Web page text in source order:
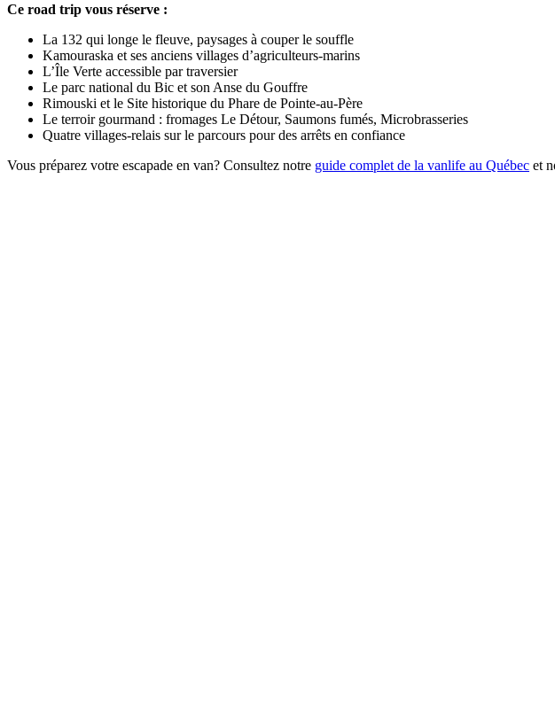
Ce road trip vous réserve :
La 132 qui longe le fleuve, paysages à couper le souffle
Kamouraska et ses anciens villages d’agriculteurs-marins
L’Île Verte accessible par traversier
Le parc national du Bic et son Anse du Gouffre
Rimouski et le Site historique du Phare de Pointe-au-Père
Le terroir gourmand : fromages Le Détour, Saumons fumés, Microbrasseries
Quatre villages-relais sur le parcours pour des arrêts en confiance
Vous préparez votre escapade en van? Consultez notre guide complet de la vanlife au Québec et